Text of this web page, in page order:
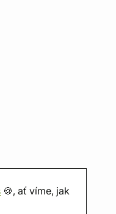
🍪, ať víme, jak